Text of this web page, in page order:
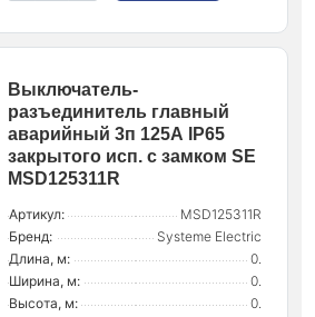
Выключатель-
разъединитель главный
аварийный 3п 125А IP65
закрытого исп. с замком SE
MSD125311R
Артикул:
MSD125311R
Бренд:
Systeme Electric
Длина, м:
0.
Ширина, м:
0.
Высота, м:
0.